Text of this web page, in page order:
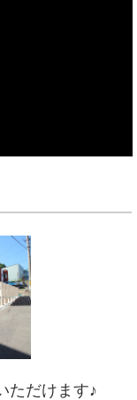
ただけます♪